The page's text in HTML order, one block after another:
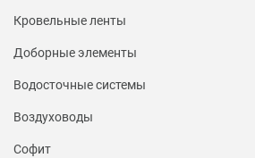
Кровельные ленты
Доборные элементы
Водосточные системы
Воздуховоды
Софит